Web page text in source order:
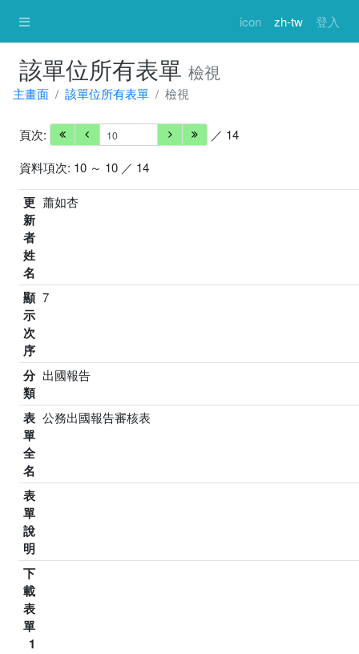
icon zh-tw 登入
該單位所有表單 檢視
主畫面 該單位所有表單 檢視
頁次:
／ 14
資料項次: 10 ～ 10 ／ 14
更
新
者
姓
名
蕭如杏
顯
示
次
序
7
分
類
出國報告
表
單
全
名
公務出國報告審核表
表
單
說
明
下
載
表
單
1